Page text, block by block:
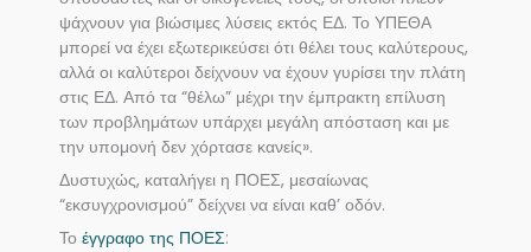
ψάχνουν για βιώσιμες λύσεις εκτός ΕΔ. Το ΥΠΕΘΑ
μπορεί να έχει εξωτερικεύσει ότι θέλει τους καλύτερους,
αλλά οι καλύτεροι δείχνουν να έχουν γυρίσει την πλάτη
στις ΕΔ. Από τα “θέλω” μέχρι την έμπρακτη επίλυση
των προβλημάτων υπάρχει μεγάλη απόσταση και με
την υπομονή δεν χόρτασε κανείς».
Δυστυχώς, καταλήγει η ΠΟΕΣ, μεσαίωνας
“εκσυγχρονισμού” δείχνει να είναι καθ’ οδόν.
Το έγγραφο της ΠΟΕΣ: